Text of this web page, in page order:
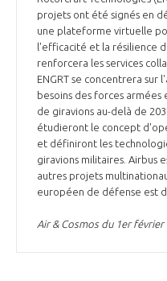
COMMISSIONS ET COMITÉS
POURQUOI DEVENIR MEMBRE ?
LE MÉDIATEUR DE LA FILIÈRE
MÉDIATION ET CHARTE
LA MÉDIATION AU-DELÀ DE LA
PRENDRE CONTACT AVEC LE
CHIFFRES CLÉS
LES ENJEUX
EMPLOI & FORMATION
LES PUBLICATIONS
projets ont été signés en
une plateforme virtuelle
l'efficacité et la résilience
renforcera les services
ENGRT se concentrera sur
besoins des forces
de giravions au-delà de
étudieront le concept
et définiront les
giravions militaires. Airbus
autres projets
européen de défense est
Air & Cosmos du 1er février